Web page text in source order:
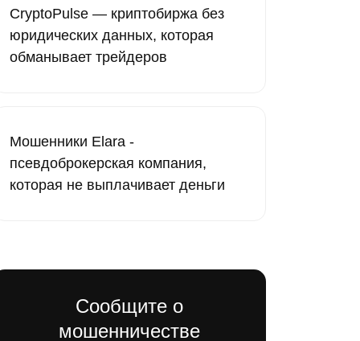
CryptoPulse — криптобиржа без
юридических данных, которая
обманывает трейдеров
Мошенники Elara -
псевдоброкерская компания,
которая не выплачивает деньги
Сообщите о
мошенничестве